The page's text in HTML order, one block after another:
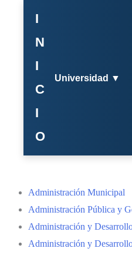
I
N
I
C
I
O
Universidad ▼
Administración Municipal
Administración Pública y
Administración y
Administración y